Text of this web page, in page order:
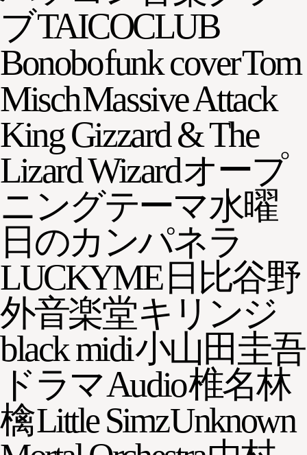
ブTAICOCLUB
Bonobofunk coverTom
MischMassive Attack
King Gizzard & The
Lizard Wizardオープ
ニングテーマ水曜
日のカンパネラ
LUCKYME 日比谷野
外音楽堂キリンジ
black midi小山田圭吾
ドラマAudio椎名林
檎Little SimzUnknown